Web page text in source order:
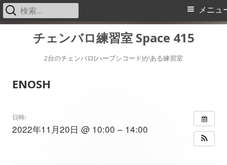
チェンバロ練習室 Space 415
2台のチェンバロ(ハープシコード)がある練習室
メ
メニュ
検
索:
ENOSH
日時:
2022年11月20日 @ 10:00 – 14:00